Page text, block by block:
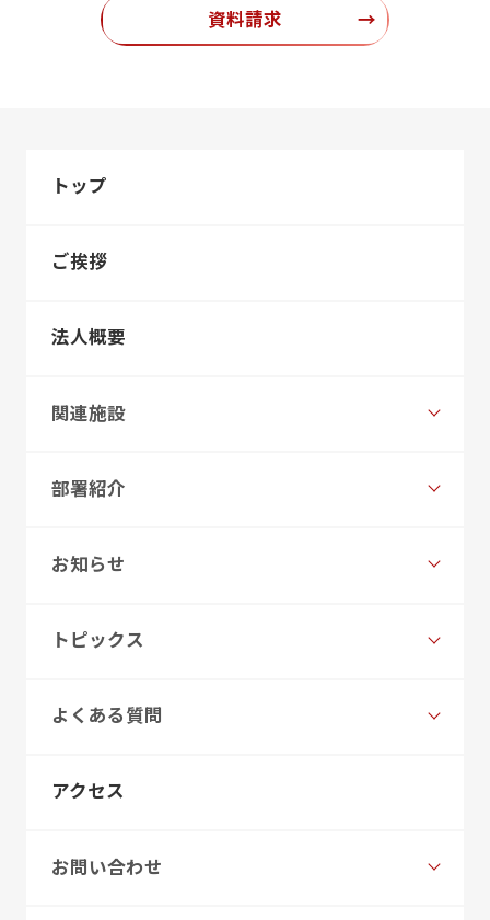
資料請求 →
トップ
ご挨拶
法人概要
関連施設
部署紹介
お知らせ
トピックス
よくある質問
アクセス
お問い合わせ